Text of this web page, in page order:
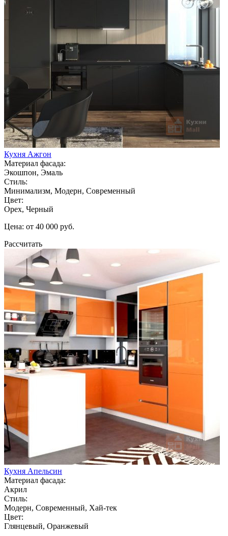
Кухня Ажгон
Материал фасада:
Экошпон, Эмаль
Стиль:
Минимализм, Модерн, Современный
Цвет:
Орех, Черный
Цена: от 40 000 руб.
Рассчитать
Кухня Апельсин
Материал фасада:
Акрил
Стиль:
Модерн, Современный, Хай-тек
Цвет:
Глянцевый, Оранжевый